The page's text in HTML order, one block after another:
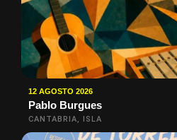
12 AGOSTO 2026
Pablo Burgues
CANTABRIA, ISLA